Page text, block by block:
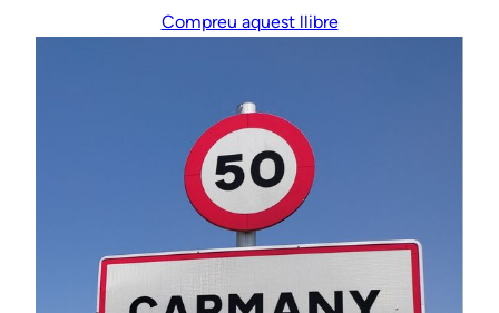
Compreu aquest llibre